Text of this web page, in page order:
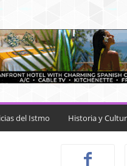
del Istmo Historia y